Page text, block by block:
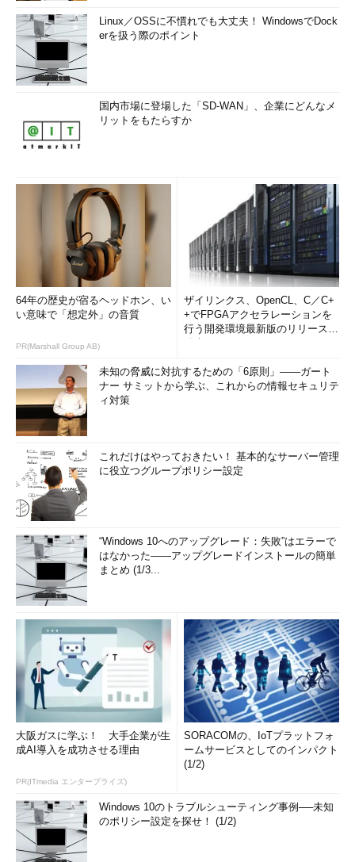
Linux／OSSに不慣れでも大丈夫！ WindowsでDock
erを扱う際のポイント
国内市場に登場した「SD-WAN」、企業にどんなメ
リットをもたらすか
64年の歴史が宿るヘッドホン、い
い意味で「想定外」の音質
PR(Marshall Group AB)
ザイリンクス、OpenCL、C／C+
+でFPGAアクセラレーションを
行う開発環境最新版のリリースを
未知の脅威に対抗するための「6原則」――ガート
ナー サミットから学ぶ、これからの情報セキュリテ
ィ対策
これだけはやっておきたい！ 基本的なサーバー管理
に役立つグループポリシー設定
“Windows 10へのアップグレード：失敗”はエラーで
はなかった――アップグレードインストールの簡単
まとめ (1/3...
大阪ガスに学ぶ！ 大手企業が生
成AI導入を成功させる理由
PR(ITmedia エンタープライズ)
SORACOMの、IoTプラットフォ
ームサービスとしてのインパクト
(1/2)
Windows 10のトラブルシューティング事例──未知
のポリシー設定を探せ！ (1/2)